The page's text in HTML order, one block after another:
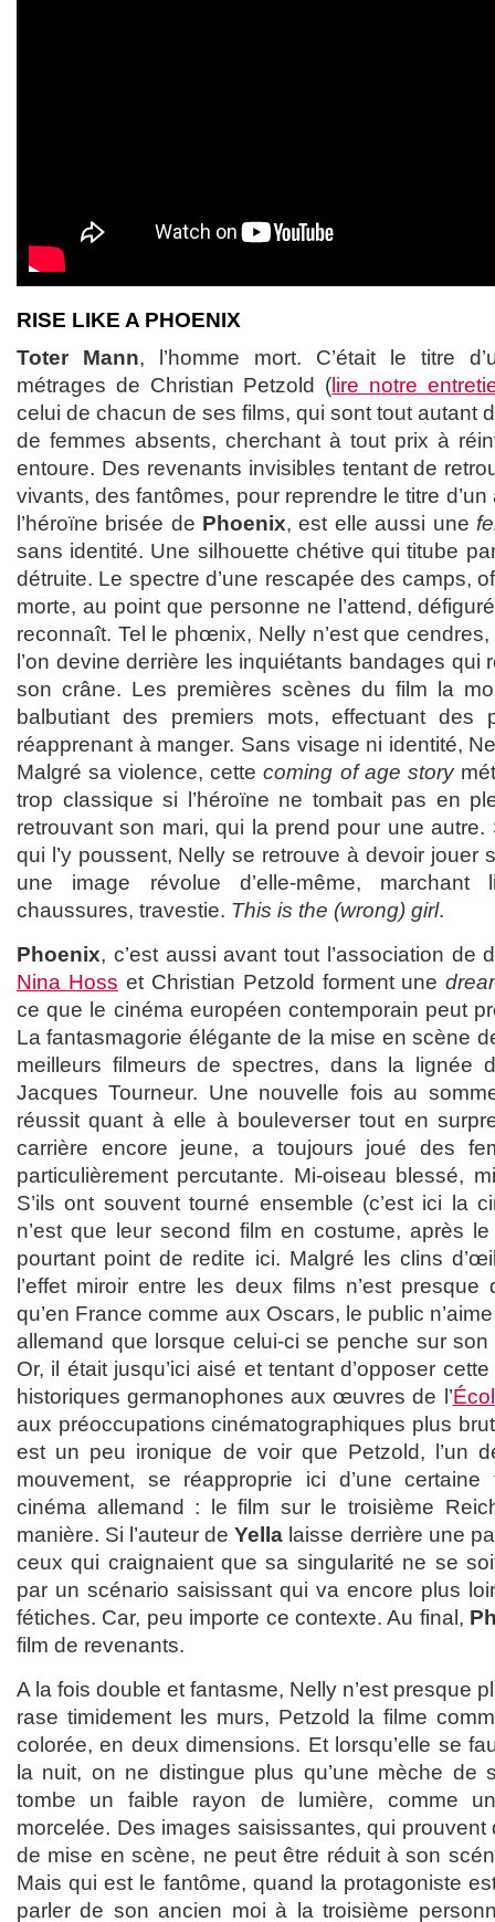
RISE LIKE A PHOENIX
Toter Mann, l’homme mort. C’était le titre
métrages de Christian Petzold ( lire notre
celui de chacun de ses films, qui sont tout autant
de femmes absents, cherchant à tout prix à
entoure. Des revenants invisibles tentant de
vivants, des fantômes, pour reprendre le titre
l’héroïne brisée de Phoenix, est elle aussi une
sans identité. Une silhouette chétive qui titube
détruite. Le spectre d’une rescapée des camps,
morte, au point que personne ne l’attend,
reconnaît. Tel le phœnix, Nelly n’est que
l’on devine derrière les inquiétants bandages qui
son crâne. Les premières scènes du film la
balbutiant des premiers mots, effectuant des
réapprenant à manger. Sans visage ni identité,
Malgré sa violence, cettecoming of age story
trop classique si l’héroïne ne tombait pas en
retrouvant son mari, qui la prend pour une
qui l’y poussent, Nelly se retrouve à devoir jouer
une image révolue d’elle-même, marchant
chaussures, travestie. This is the (wrong) girl.
Phoenix, c’est aussi avant tout l’association de
Nina Hoss et Christian Petzold forment une
ce que le cinéma européen contemporain peut
La fantasmagorie élégante de la mise en scène
meilleurs filmeurs de spectres, dans la lignée
Jacques Tourneur. Une nouvelle fois au
réussit quant à elle à bouleverser tout en
carrière encore jeune, a toujours joué des
particulièrement percutante. Mi-oiseau blessé,
S’ils ont souvent tourné ensemble (c’est ici la
n’est que leur second film en costume, après
pourtant point de redite ici. Malgré les clins
l’effet miroir entre les deux films n’est presque
qu’en France comme aux Oscars, le public
allemand que lorsque celui-ci se penche sur
Or, il était jusqu’ici aisé et tentant d’opposer
historiques germanophones aux œuvres de l’
aux préoccupations cinématographiques plus
est un peu ironique de voir que Petzold, l’un
mouvement, se réapproprie ici d’une
cinéma allemand : le film sur le troisième
manière. Si l’auteur deYella laisse derrière une
ceux qui craignaient que sa singularité ne se
par un scénario saisissant qui va encore plus
fétiches. Car, peu importe ce contexte. Au final,
film de revenants.
A la fois double et fantasme, Nelly n’est presque
rase timidement les murs, Petzold la filme
colorée, en deux dimensions. Et lorsqu’elle se
la nuit, on ne distingue plus qu’une mèche de
tombe un faible rayon de lumière, comme
morcelée. Des images saisissantes, qui
de mise en scène, ne peut être réduit à son
Mais qui est le fantôme, quand la protagoniste
parler de son ancien moi à la troisième